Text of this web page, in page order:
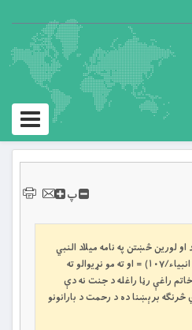
پ
لورین څښتن په نامه ميلاد النبي
وَمَا أَرْسَلْنَاكَ إِلَّا رَحْمَةً لِّلْعَالَمِينَ ( انبیاء/۱۰۷) = او ته مو نړيوالو ته
راغې رڼا راغله د جنت نه دې
برېښنا ده د رحمت د بارانونو